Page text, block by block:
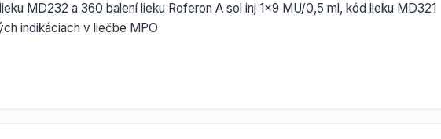
MD232 a 360 balení lieku Roferon A sol inj 1x9 MU/0,5 ml, kód lieku MD321
indikáciach v liečbe MPO